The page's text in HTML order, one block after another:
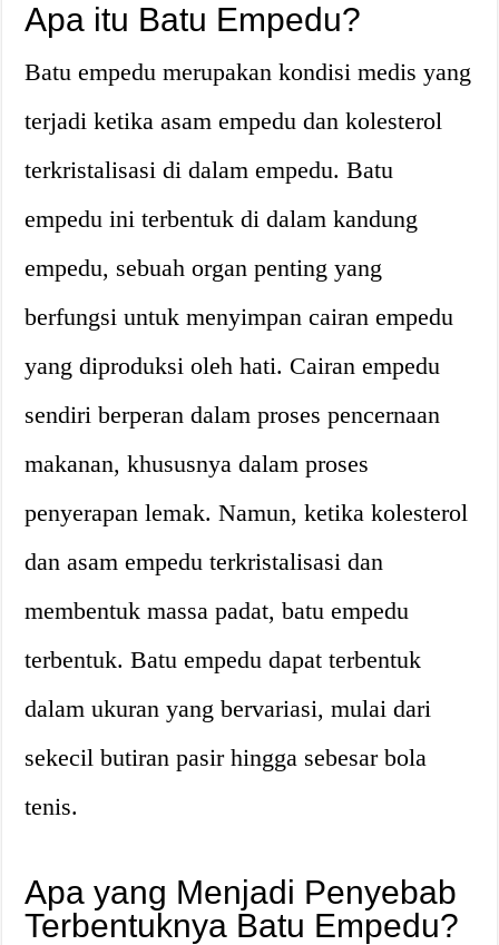
Apa itu Batu Empedu?
Batu empedu merupakan kondisi medis yang
terjadi ketika asam empedu dan kolesterol
terkristalisasi di dalam empedu. Batu
empedu ini terbentuk di dalam kandung
empedu, sebuah organ penting yang
berfungsi untuk menyimpan cairan empedu
yang diproduksi oleh hati. Cairan empedu
sendiri berperan dalam proses pencernaan
makanan, khususnya dalam proses
penyerapan lemak. Namun, ketika kolesterol
dan asam empedu terkristalisasi dan
membentuk massa padat, batu empedu
terbentuk. Batu empedu dapat terbentuk
dalam ukuran yang bervariasi, mulai dari
sekecil butiran pasir hingga sebesar bola
tenis.
Apa yang Menjadi Penyebab
Terbentuknya Batu Empedu?